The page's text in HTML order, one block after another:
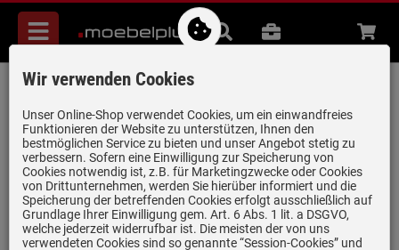
Menü
Suche
B2B Beratung
Schock Superb D-100S A Asphalt -
SUPD100SAGAS Granitspüle
Artikel-Nummer:19959163 | Herstellernummer: SUPD100SAGAS |
EAN:4014949554018
Wir verwenden Cookies
Unser Online-Shop verwendet Cookies, um ein einwandfreies
Funktionieren der Website zu unterstützen, Ihnen den
bestmöglichen Service zu bieten und unser Angebot stetig zu
verbessern. Sofern eine Einwilligung zur Speicherung von
Cookies notwendig ist, z.B. für Marketingzwecke oder Cookies
von Drittunternehmen, werden Sie hierüber informiert und die
Speicherung der betreffenden Cookies erfolgt ausschließlich auf
Grundlage Ihrer Einwilligung gem. Art. 6 Abs. 1 lit. a DSGVO,
welche jederzeit widerrufbar ist. Die meisten der von uns
verwendeten Cookies sind so genannte “Session-Cookies” und